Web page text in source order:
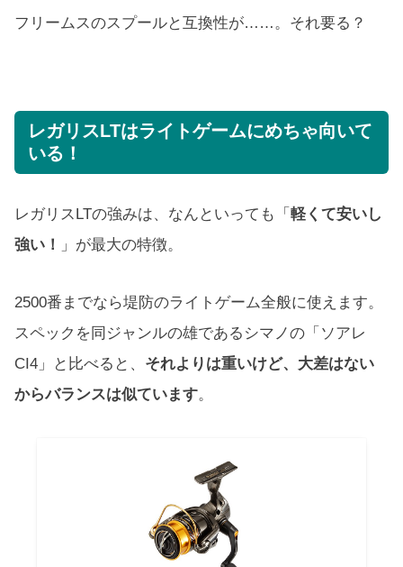
フリームスのスプールと互換性が……。それ要る？
レガリスLTはライトゲームにめちゃ向いて
いる！
レガリスLTの強みは、なんといっても「 軽くて安いし
強い！
」が最大の特徴。
2500番までなら堤防のライトゲーム全般に使えます。
スペックを同ジャンルの雄であるシマノの「ソアレ
CI4」と比べると、 それよりは重いけど、大差はない
からバランスは似ています。